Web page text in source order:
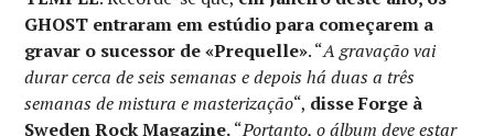
GHOST entraram em estúdio para começarem a
gravar o sucessor de «Prequelle». “A gravação vai
durar cerca de seis semanas e depois há duas a três
semanas de mistura e masterização“, disse Forge à
Sweden Rock Magazine.“Portanto, o álbum deve estar